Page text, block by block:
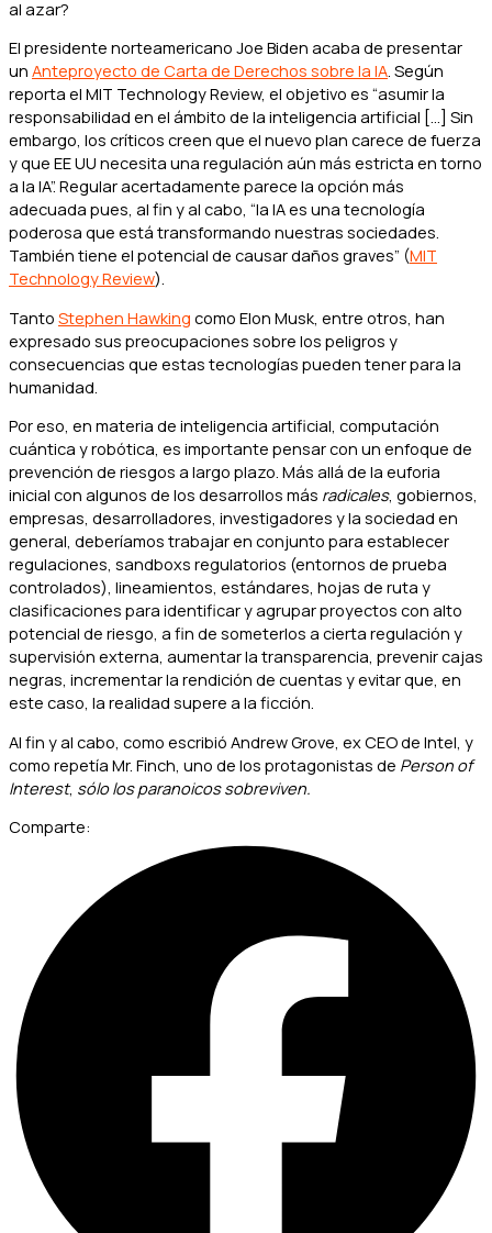
al azar?
El presidente norteamericano Joe Biden acaba de presentar
un Anteproyecto de Carta de Derechos sobre la IA. Según
reporta el MIT Technology Review, el objetivo es “asumir la
responsabilidad en el ámbito de la inteligencia artificial […] Sin
embargo, los críticos creen que el nuevo plan carece de fuerza
y que EE UU necesita una regulación aún más estricta en torno
a la IA”. Regular acertadamente parece la opción más
adecuada pues, al fin y al cabo, “la IA es una tecnología
poderosa que está transformando nuestras sociedades.
También tiene el potencial de causar daños graves” (MIT
Technology Review).
Tanto Stephen Hawking como Elon Musk, entre otros, han
expresado sus preocupaciones sobre los peligros y
consecuencias que estas tecnologías pueden tener para la
humanidad.
Por eso, en materia de inteligencia artificial, computación
cuántica y robótica, es importante pensar con un enfoque de
prevención de riesgos a largo plazo. Más allá de la euforia
inicial con algunos de los desarrollos más radicales, gobiernos,
empresas, desarrolladores, investigadores y la sociedad en
general, deberíamos trabajar en conjunto para establecer
regulaciones, sandboxs regulatorios (entornos de prueba
controlados), lineamientos, estándares, hojas de ruta y
clasificaciones para identificar y agrupar proyectos con alto
potencial de riesgo, a fin de someterlos a cierta regulación y
supervisión externa, aumentar la transparencia, prevenir cajas
negras, incrementar la rendición de cuentas y evitar que, en
este caso, la realidad supere a la ficción.
Al fin y al cabo, como escribió Andrew Grove, ex CEO de Intel, y
como repetía Mr. Finch, uno de los protagonistas de Person of
Interest, sólo los paranoicos sobreviven.
Comparte: